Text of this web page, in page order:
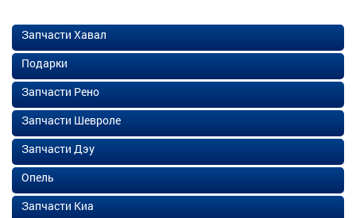
Запчасти Хавал
Подарки
Запчасти Рено
Запчасти Шевроле
Запчасти Дэу
Опель
Запчасти Киа